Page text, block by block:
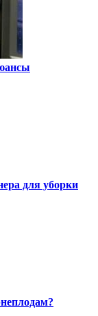
для уборки